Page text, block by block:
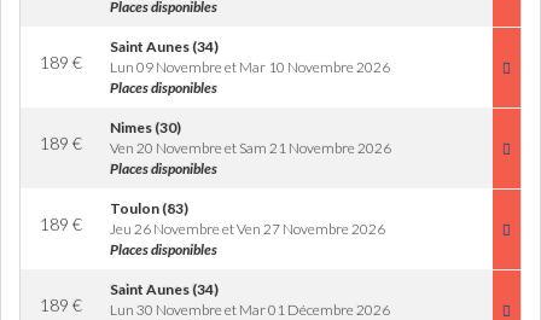
Places disponibles
189 €
Saint Aunes (34)
Lun 09 Novembre et Mar 10 Novembre 2026
Places disponibles
189 €
Nimes (30)
Ven 20 Novembre et Sam 21 Novembre 2026
Places disponibles
189 €
Toulon (83)
Jeu 26 Novembre et Ven 27 Novembre 2026
Places disponibles
189 €
Saint Aunes (34)
Lun 30 Novembre et Mar 01 Décembre 2026